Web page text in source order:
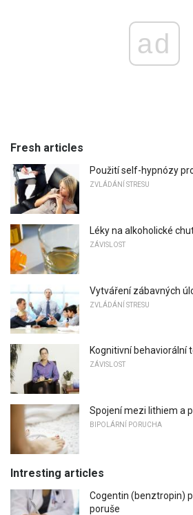
ad
Fresh articles
Použití self-hypnózy
ZVLÁDÁNÍ STRESU
Léky na alkoholické
ZÁVISLOST
Vytváření zábavných
ZVLÁDÁNÍ STRESU
Kognitivní behaviorální
ZÁVISLOST
Spojení mezi lithiem a
BIPOLÁRNÍ PORUCHA
Intresting articles
Cogentin (benztropin)
poruše